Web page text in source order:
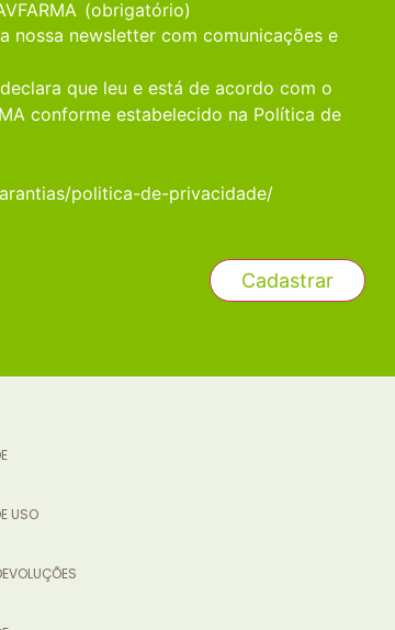
(obrigatório)
nossa newsletter com comunicações e
que leu e está de acordo com o
conforme estabelecido na Política de
politica-de-privacidade/
USO